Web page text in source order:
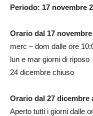
Periodo: 17 novembre
Orario dal 17
merc – dom dalle ore
lun e mar giorni di riposo
24 dicembre chiuso
Orario dal 27 dicembre
Aperto tutti i giorni dalle